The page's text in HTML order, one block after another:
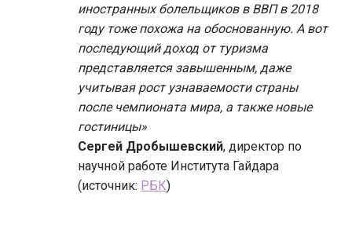
иностранных болельщиков в ВВП в 2018
году тоже похожа на обоснованную. А вот
последующий доход от туризма
представляется завышенным, даже
учитывая рост узнаваемости страны
после чемпионата мира, а также новые
гостиницы»
Сергей Дробышевский, директор по
научной работе Института Гайдара
(источник: РБК)